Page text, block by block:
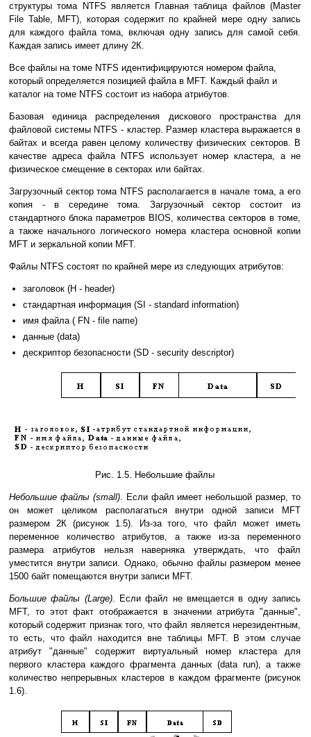
структуры тома NTFS является Главная таблица файлов (Master
File Table, MFT), которая содержит по крайней мере одну запись
для каждого файла тома, включая одну запись для самой себя.
Каждая запись имеет длину 2К.
Все файлы на томе NTFS идентифицируются номером файла,
который определяется позицией файла в MFT. Каждый файл и
каталог на томе NTFS состоит из набора атрибутов.
Базовая единица распределения дискового пространства для
файловой системы NTFS - кластер. Размер кластера выражается в
байтах и всегда равен целому количеству физических секторов. В
качестве адреса файла NTFS использует номер кластера, а не
физическое смещение в секторах или байтах.
Загрузочный сектор тома NTFS располагается в начале тома, а его
копия - в середине тома. Загрузочный сектор состоит из
стандартного блока параметров BIOS, количества секторов в томе,
а также начального логического номера кластера основной копии
MFT и зеркальной копии MFT.
Файлы NTFS состоят по крайней мере из следующих атрибутов:
заголовок (H - header)
стандартная информация (SI - standard information)
имя файла ( FN - file name)
данные (data)
дескриптор безопасности (SD - security descriptor)
Рис. 1.5. Небольшие файлы
Небольшие файлы (small). Если файл имеет небольшой размер, то
он может целиком располагаться внутри одной записи MFT
размером 2К (рисунок 1.5). Из-за того, что файл может иметь
переменное количество атрибутов, а также из-за переменного
размера атрибутов нельзя наверняка утверждать, что файл
уместится внутри записи. Однако, обычно файлы размером менее
1500 байт помещаются внутри записи MFT.
Большие файлы (Large). Если файл не вмещается в одну запись
MFT, то этот факт отображается в значении атрибута "данные",
который содержит признак того, что файл является нерезидентным,
то есть, что файл находится вне таблицы MFT. В этом случае
атрибут "данные" содержит виртуальный номер кластера для
первого кластера каждого фрагмента данных (data run), а также
количество непрерывных кластеров в каждом фрагменте (рисунок
1.6).